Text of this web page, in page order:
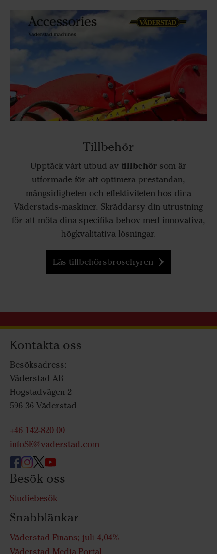
Tillbehör
Upptäck vårt utbud av tillbehörsom är
utformade för att optimera prestandan,
mångsidigheten och effektiviteten hos dina
Väderstads-maskiner. Skräddarsy din utrustning
för att möta dina specifika behov med innovativa,
högkvalitativa lösningar.
Läs tillbehörsbroschyren
Kontakta oss
Besöksadress:
Väderstad AB
Hogstadvägen 2
596 36 Väderstad
+46 142-820 00
infoSE@vaderstad.com
Besök oss
Studiebesök
Snabblänkar
Väderstad Finans; juli 4,04%
Väderstad Media Portal